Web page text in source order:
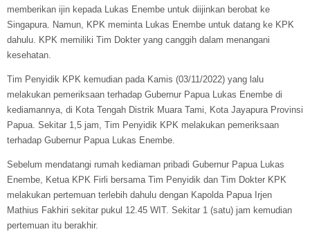
memberikan ijin kepada Lukas Enembe untuk diijinkan berobat ke
Singapura. Namun, KPK meminta Lukas Enembe untuk datang ke KPK
dahulu. KPK memiliki Tim Dokter yang canggih dalam menangani
kesehatan.
Tim Penyidik KPK kemudian pada Kamis (03/11/2022) yang lalu
melakukan pemeriksaan terhadap Gubernur Papua Lukas Enembe di
kediamannya, di Kota Tengah Distrik Muara Tami, Kota Jayapura Provinsi
Papua. Sekitar 1,5 jam, Tim Penyidik KPK melakukan pemeriksaan
terhadap Gubernur Papua Lukas Enembe.
Sebelum mendatangi rumah kediaman pribadi Gubernur Papua Lukas
Enembe, Ketua KPK Firli bersama Tim Penyidik dan Tim Dokter KPK
melakukan pertemuan terlebih dahulu dengan Kapolda Papua Irjen
Mathius Fakhiri sekitar pukul 12.45 WIT. Sekitar 1 (satu) jam kemudian
pertemuan itu berakhir.